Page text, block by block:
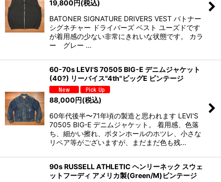
19,800 円(税込)
BATONER SIGNATURE DRIVERS VEST バトナー
シグネチャー ドライバーズ ベスト ユーズドです
が着用感の少ない非常にきれいな状態です。 カラ
ー グレー …
60-70s LEVI'S 70505 BIG-E デニムジャケット
(40?) リーバイス"4th"ビッグE ビンテージ
88,000円(税込)
60年代後半〜71年頃の製造と思われます LEVI'S
70505 BIG-E デニムジャケット。 着用感、色落
ち、細かい擦れ、ボタンホールのホツレ、小さな
リペア等がございますが、まだまだ色も残…
90s RUSSELL ATHLETIC ヘンリーネック スウェ
ットフーディ アメリカ製(Green/M)ビンテージ